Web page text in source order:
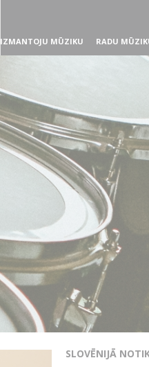
IZMANTOJU MŪZIKU RADU
SLOVĒNIJĀ